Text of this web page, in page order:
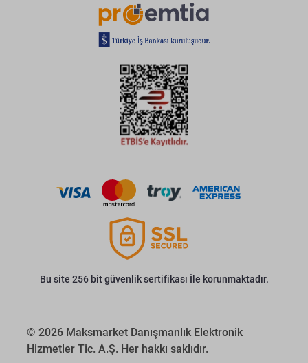
Bu site 256 bit güvenlik sertifikası İle korunmaktadır.
© 2026 Maksmarket Danışmanlık Elektronik
Hizmetler Tic. A.Ş. Her hakkı saklıdır.